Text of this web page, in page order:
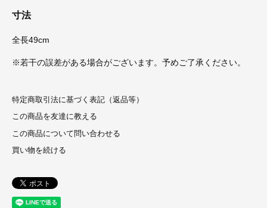
寸法
全長49cm
※若干の誤差がある場合がございます。予めご了承ください。
特定商取引法に基づく表記（返品等）
この商品を友達に教える
この商品について問い合わせる
買い物を続ける